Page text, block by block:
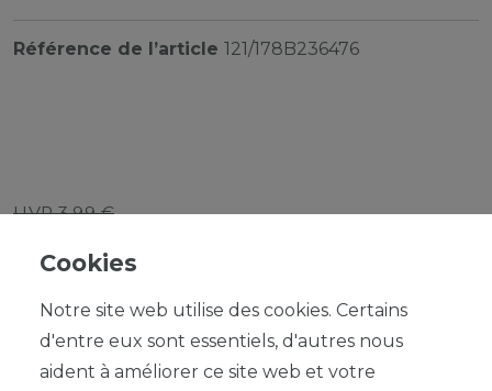
Référence de l’article 121/178B236476
UVP 3,99 €
Cookies
Notre site web utilise des cookies. Certains
d'entre eux sont essentiels, d'autres nous
aident à améliorer ce site web et votre